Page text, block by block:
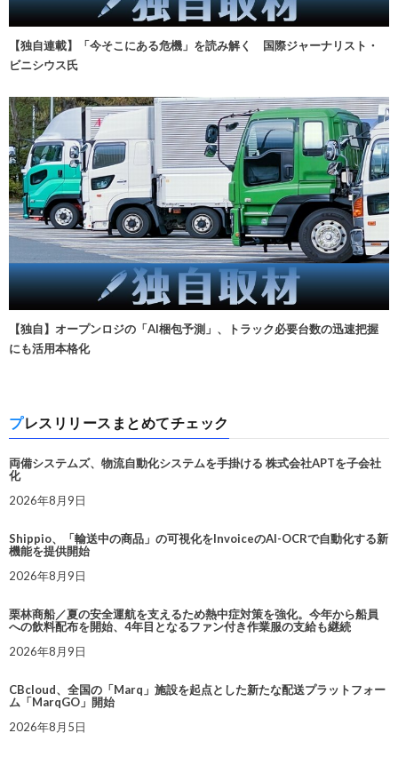
【独自連載】「今そこにある危機」を読み解く 国際ジャーナリスト・
ビニシウス氏
【独自】オープンロジの「AI梱包予測」、トラック必要台数の迅速把握
にも活用本格化
プレスリリースまとめてチェック
両備システムズ、物流自動化システムを手掛ける 株式会社APTを子会社
化
2026年8月9日
Shippio、「輸送中の商品」の可視化をInvoiceのAI-OCRで自動化する新
機能を提供開始
2026年8月9日
栗林商船／夏の安全運航を支えるため熱中症対策を強化。今年から船員
への飲料配布を開始、4年目となるファン付き作業服の支給も継続
2026年8月9日
CBcloud、全国の「Marq」施設を起点とした新たな配送プラットフォー
ム「MarqGO」開始
2026年8月5日